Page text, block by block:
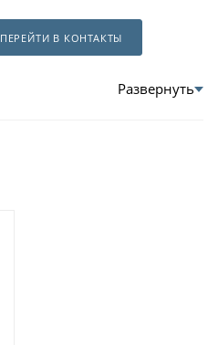
ПЕРЕЙТИ В КОНТАКТЫ